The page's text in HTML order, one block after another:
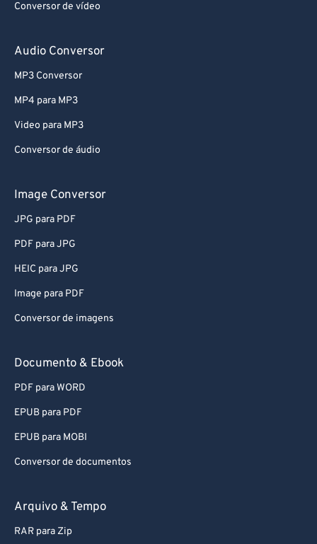
Conversor de vídeo
Audio Conversor
MP3 Conversor
MP4 para MP3
Video para MP3
Conversor de áudio
Image Conversor
JPG para PDF
PDF para JPG
HEIC para JPG
Image para PDF
Conversor de imagens
Documento & Ebook
PDF para WORD
EPUB para PDF
EPUB para MOBI
Conversor de documentos
Arquivo & Tempo
RAR para Zip